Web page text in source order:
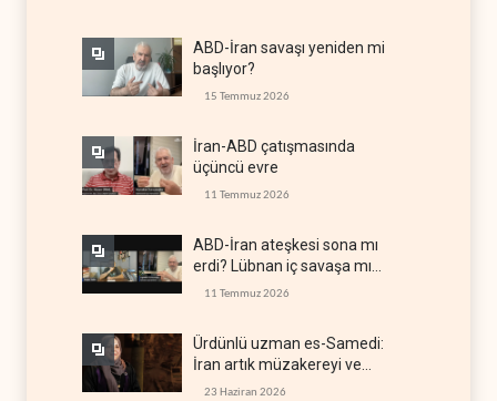
ABD-İran savaşı yeniden mi
başlıyor?
15 Temmuz 2026
İran-ABD çatışmasında
üçüncü evre
11 Temmuz 2026
ABD-İran ateşkesi sona mı
erdi? Lübnan iç savaşa mı
gidiyor?
11 Temmuz 2026
Ürdünlü uzman es-Samedi:
İran artık müzakereyi ve
çatışmayı aynı anda yürütüyor
23 Haziran 2026